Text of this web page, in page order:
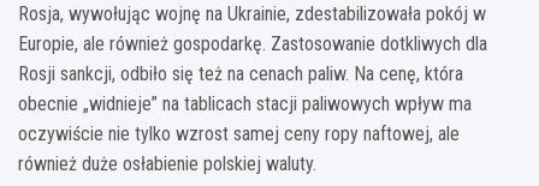
Rosja, wywołując wojnę na Ukrainie, zdestabilizowała pokój w
Europie, ale również gospodarkę. Zastosowanie dotkliwych dla
Rosji sankcji, odbiło się też na cenach paliw. Na cenę, która
obecnie „widnieje” na tablicach stacji paliwowych wpływ ma
oczywiście nie tylko wzrost samej ceny ropy naftowej, ale
również duże osłabienie polskiej waluty.